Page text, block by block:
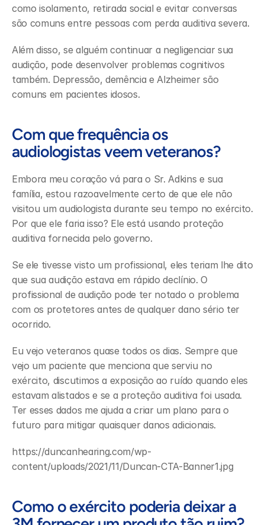
como isolamento, retirada social e evitar conversas
são comuns entre pessoas com perda auditiva severa.
Além disso, se alguém continuar a negligenciar sua
audição, pode desenvolver problemas cognitivos
também. Depressão, demência e Alzheimer são
comuns em pacientes idosos.
Com que frequência os
audiologistas veem veteranos?
Embora meu coração vá para o Sr. Adkins e sua
família, estou razoavelmente certo de que ele não
visitou um audiologista durante seu tempo no exército.
Por que ele faria isso? Ele está usando proteção
auditiva fornecida pelo governo.
Se ele tivesse visto um profissional, eles teriam lhe dito
que sua audição estava em rápido declínio. O
profissional de audição pode ter notado o problema
com os protetores antes de qualquer dano sério ter
ocorrido.
Eu vejo veteranos quase todos os dias. Sempre que
vejo um paciente que menciona que serviu no
exército, discutimos a exposição ao ruído quando eles
estavam alistados e se a proteção auditiva foi usada.
Ter esses dados me ajuda a criar um plano para o
futuro para mitigar quaisquer danos adicionais.
https://duncanhearing.com/wp-
content/uploads/2021/11/Duncan-CTA-Banner1.jpg
Como o exército poderia deixar a